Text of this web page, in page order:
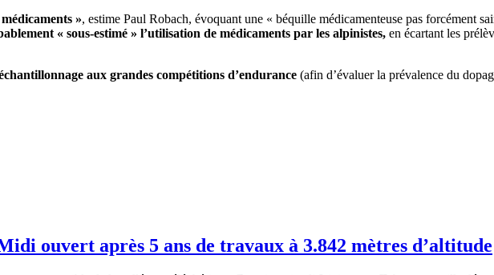
», estime Paul Robach, évoquant une « béquille médicamenteuse pas forcément
« sous-estimé » l’utilisation de médicaments par les alpinistes, en écartant les
aux grandes compétitions d’endurance (afin d’évaluer la prévalence du
ouvert après 5 ans de travaux à 3.842 mètres d’altitude